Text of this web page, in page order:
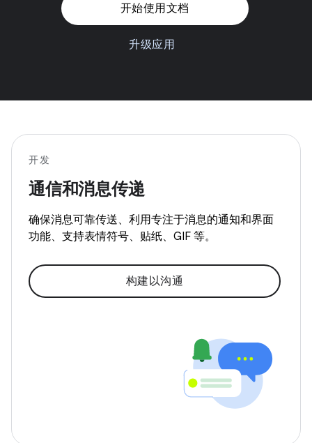
开始使用文档
升级应用
开发
通信和消息传递
确保消息可靠传送、利用专注于消息的通知和界面
功能、支持表情符号、贴纸、GIF 等。
构建以沟通